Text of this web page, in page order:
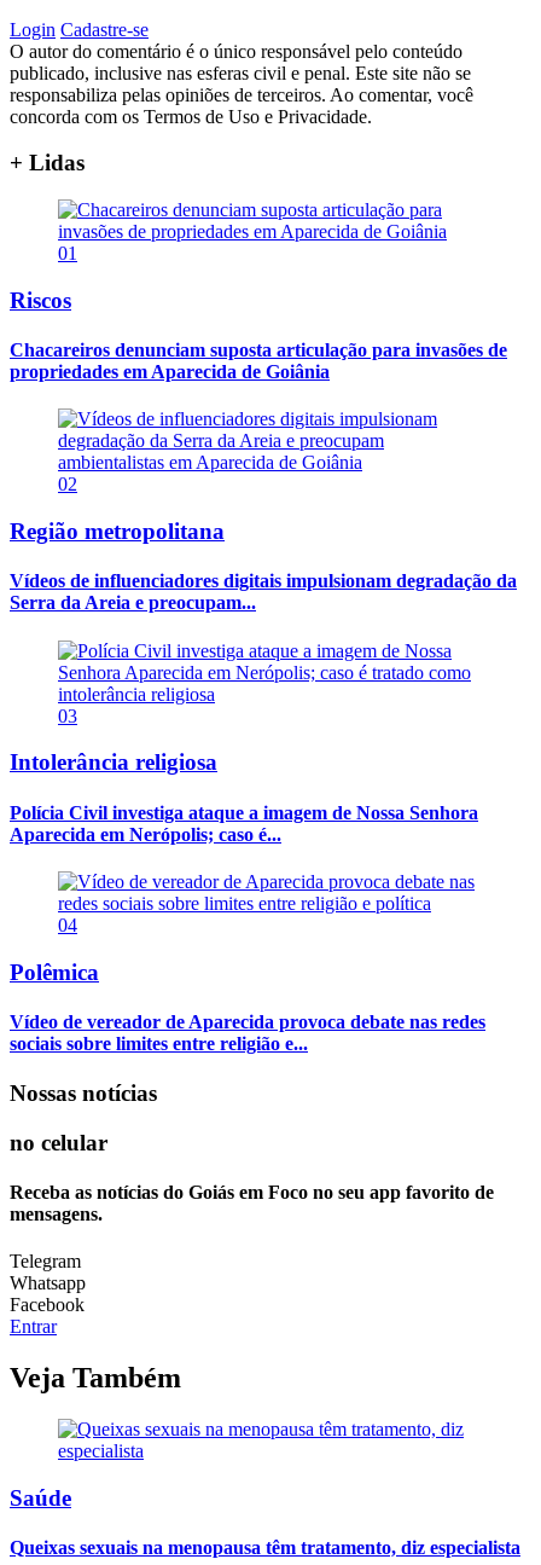
Login Cadastre-se
O autor do comentário é o único responsável pelo conteúdo
publicado, inclusive nas esferas civil e penal. Este site não se
responsabiliza pelas opiniões de terceiros. Ao comentar, você
concorda com os Termos de Uso e Privacidade.
+ Lidas
01
Riscos
Chacareiros denunciam suposta articulação para invasões de
propriedades em Aparecida de Goiânia
02
Região metropolitana
Vídeos de influenciadores digitais impulsionam degradação da
Serra da Areia e preocupam...
03
Intolerância religiosa
Polícia Civil investiga ataque a imagem de Nossa Senhora
Aparecida em Nerópolis; caso é...
04
Polêmica
Vídeo de vereador de Aparecida provoca debate nas redes
sociais sobre limites entre religião e...
Nossas notícias
no celular
Receba as notícias do Goiás em Foco no seu app favorito de
mensagens.
Telegram
Whatsapp
Facebook
Entrar
Veja Também
Saúde
Queixas sexuais na menopausa têm tratamento, diz especialista